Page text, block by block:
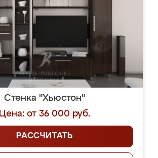
Стенка "Хьюстон"
Цена: от 36 000 руб.
РАССЧИТАТЬ